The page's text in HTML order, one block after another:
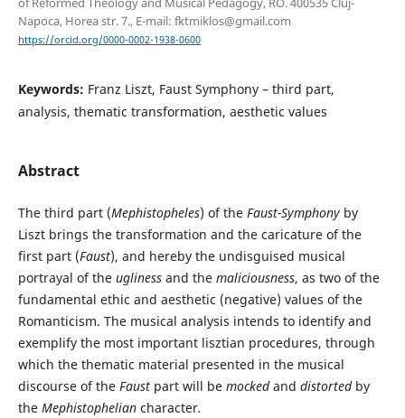
Napoca, Horea str. 7., E-mail: fktmiklos@gmail.com
https://orcid.org/0000-0002-1938-0600
Keywords: Franz Liszt, Faust Symphony – third part,
analysis, thematic transformation, aesthetic values
Abstract
The third part (Mephistopheles) of the Faust-Symphony by
Liszt brings the transformation and the caricature of the
first part (Faust), and hereby the undisguised musical
portrayal of the uglinessand the maliciousness, as two of the
fundamental ethic and aesthetic (negative) values of the
Romanticism. The musical analysis intends to identify and
exemplify the most important lisztian procedures, through
which the thematic material presented in the musical
discourse of the Faustpart will be mockedand distortedby
the Mephistopheliancharacter.